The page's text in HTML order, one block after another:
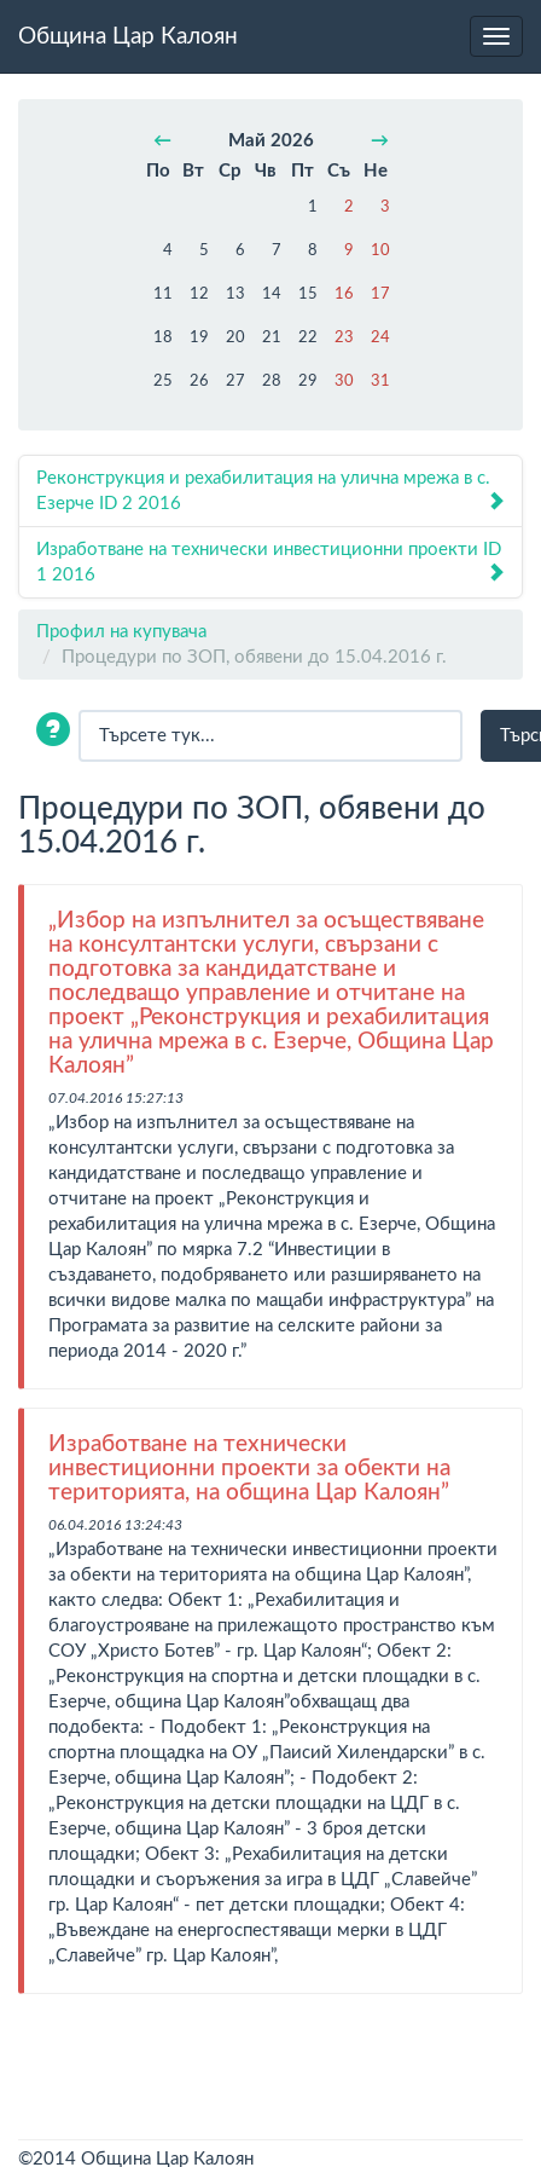
Община Цар Калоян
← Май 2026
→
По
Вт Ср Чв Пт Съ Не
1 2 3
4 5 6 7 8 9 10
11 12 13 14 15 16 17
18 19 20 21 22 23 24
25 26 27 28 29 30 31
Реконструкция и рехабилитация на улична мрежа в с.
Езерче ID 2 2016
Изработване на технически инвестиционни проекти ID
1 2016
Профил на купувача
Процедури по ЗОП, обявени до 15.04.2016 г.
Процедури по ЗОП, обявени до
15.04.2016 г.
„Избор на изпълнител за осъществяване
на консултантски услуги, свързани с
подготовка за кандидатстване и
последващо управление и отчитане на
проект „Реконструкция и рехабилитация
на улична мрежа в с. Езерче, Община Цар
Калоян”
07.04.2016 15:27:13
„Избор на изпълнител за осъществяване на
консултантски услуги, свързани с подготовка за
кандидатстване и последващо управление и
отчитане на проект „Реконструкция и
рехабилитация на улична мрежа в с. Езерче, Община
Цар Калоян” по мярка 7.2 “Инвестиции в
създаването, подобряването или разширяването на
всички видове малка по мащаби инфраструктура” на
Програмата за развитие на селските райони за
периода 2014 - 2020 г.”
Изработване на технически
инвестиционни проекти за обекти на
територията, на община Цар Калоян”
06.04.2016 13:24:43
„Изработване на технически инвестиционни проекти
за обекти на територията на община Цар Калоян”,
както следва: Обект 1: „Рехабилитация и
благоустрояване на прилежащото пространство към
СОУ „Христо Ботев” - гр. Цар Калоян“; Обект 2:
„Реконструкция на спортна и детски площадки в с.
Езерче, община Цар Калоян”обхващащ два
подобекта: - Подобект 1: „Реконструкция на
спортна площадка на ОУ „Паисий Хилендарски” в с.
Езерче, община Цар Калоян”; - Подобект 2:
„Реконструкция на детски площадки на ЦДГ в с.
Езерче, община Цар Калоян” - 3 броя детски
площадки; Обект 3: „Рехабилитация на детски
площадки и съоръжения за игра в ЦДГ „Славейче”
гр. Цар Калоян“ - пет детски площадки; Обект 4:
„Въвеждане на енергоспестяващи мерки в ЦДГ
„Славейче” гр. Цар Калоян”,
©2014 Община Цар Калоян